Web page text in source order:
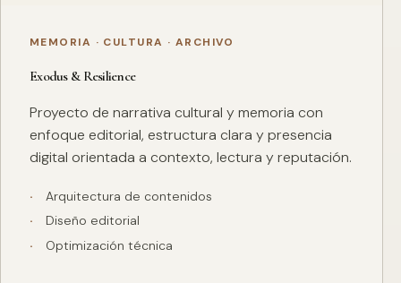
MEMORIA · CULTURA · ARCHIVO
Exodus & Resilience
Proyecto de narrativa cultural y memoria con
enfoque editorial, estructura clara y presencia
digital orientada a contexto, lectura y reputación.
Arquitectura de contenidos
Diseño editorial
Optimización técnica